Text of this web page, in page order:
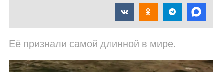
Её признали самой длинной в мире.